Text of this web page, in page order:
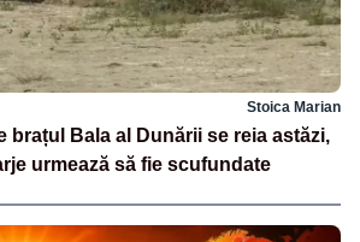
Stoica Marian
brațul Bala al Dunării se reia astăzi,
urmează să fie scufundate